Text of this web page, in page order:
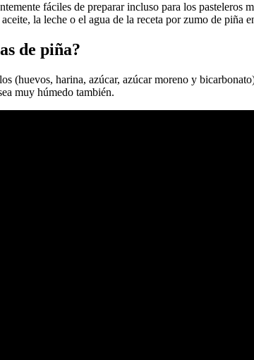
fáciles de preparar incluso para los
la leche o el agua de la receta por zumo de piña
de piña?
(huevos, harina, azúcar, azúcar moreno y
muy húmedo también.